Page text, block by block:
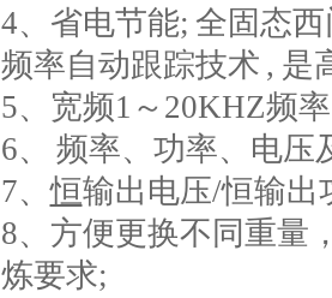
4、省电节能; 全固态
频率自动跟踪技术 , 是
5、宽频1～20KHZ频
6、 频率、功率、电压
7、恒输出电压/恒输出
8、方便更换不同重量
炼要求;